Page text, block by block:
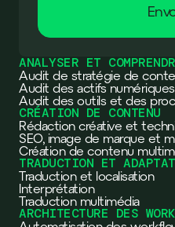
ANALYSER ET
Audit de stratégie de
Audit des actifs numériques
Audit des outils et des
CRÉATION DE CONTENU
Rédaction créative et
SEO, image de marque et
Création de contenu
TRADUCTION ET
Traduction et localisation
Interprétation
Traduction multimédia
ARCHITECTURE DES